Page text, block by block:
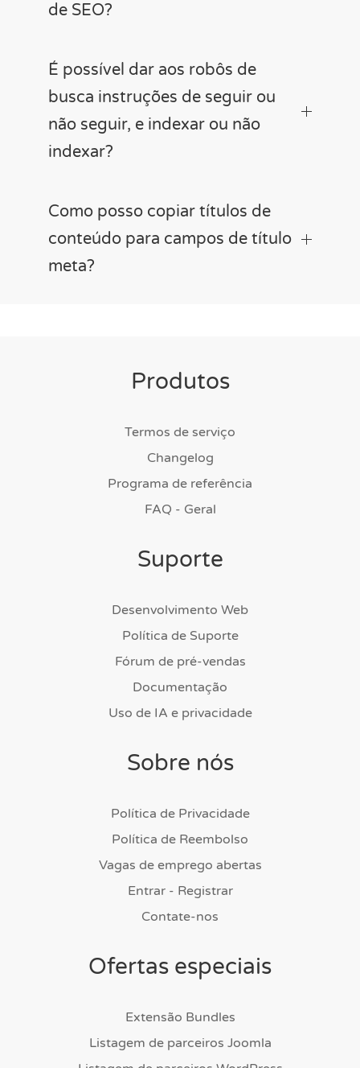
de SEO?
É possível dar aos robôs de
busca instruções de seguir ou
não seguir, e indexar ou não
indexar?
Como posso copiar títulos de
conteúdo para campos de título
meta?
Produtos
Termos de serviço
Changelog
Programa de referência
FAQ - Geral
Suporte
Desenvolvimento Web
Política de Suporte
Fórum de pré-vendas
Documentação
Uso de IA e privacidade
Sobre nós
Política de Privacidade
Política de Reembolso
Vagas de emprego abertas
Entrar - Registrar
Contate-nos
Ofertas especiais
Extensão Bundles
Listagem de parceiros Joomla